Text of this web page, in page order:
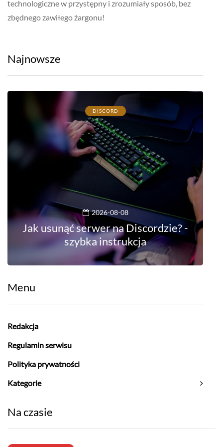
technologiczne w przystępny i zrozumiały sposób, bez
zbędnego zawiłego żargonu!
Najnowsze
DISCORD
2026-08-08
Jak usunąć serwer na Discordzie? -
szybka instrukcja
Menu
Redakcja
Regulamin serwisu
Polityka prywatności
Kategorie
Na czasie